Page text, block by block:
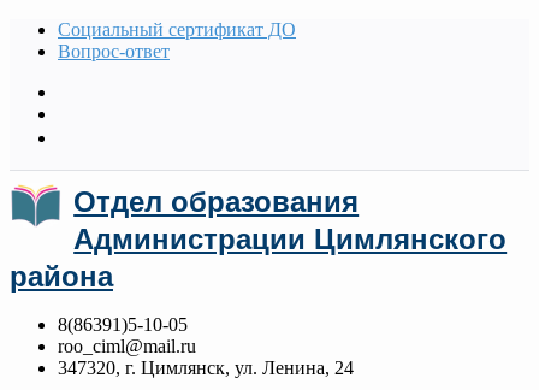
Социальный сертификат ДО
Вопрос-ответ
Отдел образования
Администрации Цимлянского
района
8(86391)5-10-05
roo_ciml@mail.ru
347320, г. Цимлянск, ул. Ленина, 24